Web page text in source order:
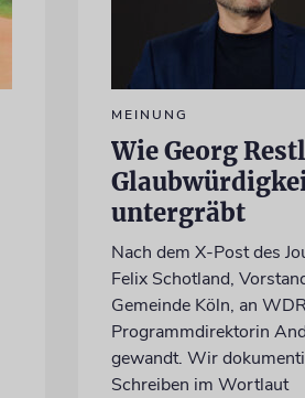
MEINUNG
Wie Georg
untergräbt
Nach dem X-Post des
Felix Schotland,
Gemeinde Köln, an
Programmdirektorin
gewandt. Wir
Schreiben im Wortlaut